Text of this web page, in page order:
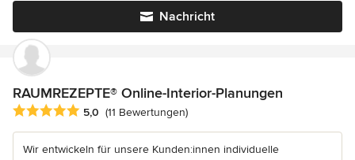
Nachricht
RAUMREZEPTE® Online-Interior-Planungen
Durchschnittliche Bewertung: 5 von 5 Sternen
5,0 (11 Bewertungen)
Wir entwickeln für unsere Kunden:innen individuelle